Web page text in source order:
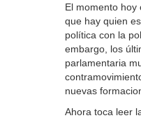
El momento hoy
que hay quien
política con la
embargo, los
parlamentaria
nuevas
Ahora toca leer